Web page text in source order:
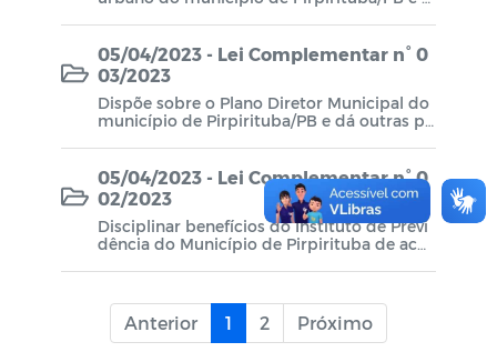
05/04/2023 - Lei Complementar n° 0
03/2023
Dispõe sobre o Plano Diretor Municipal do
município de Pirpirituba/PB e dá outras pr
05/04/2023 - Lei Complementar n° 0
02/2023
Disciplinar benefícios do Instituto de Previ
dência do Município de Pirpirituba de acor
Anterior 1 2 Próximo